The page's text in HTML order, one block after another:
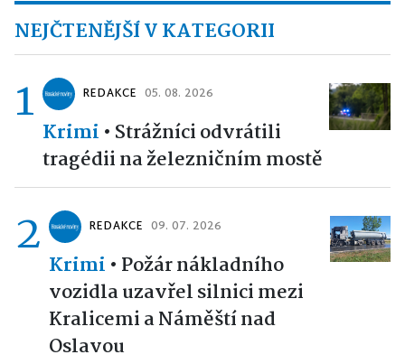
NEJČTENĚJŠÍ V KATEGORII
1 REDAKCE 05. 08. 2026
Krimi • Strážníci odvrátili
tragédii na železničním mostě
2 REDAKCE 09. 07. 2026
Krimi • Požár nákladního
vozidla uzavřel silnici mezi
Kralicemi a Náměští nad
Oslavou